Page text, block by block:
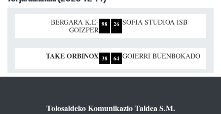
BERGARA K.E-
GOIZPER
98 26 SOFIA STUDIOA ISB
TAKE ORBINOX 38 64 GOIERRI BUENBOKADO
Tolosaldeko Komunikazio Taldea S.M.